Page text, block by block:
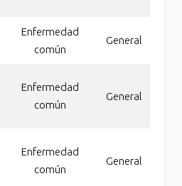
Enfermedad
común
General
Enfermedad
común
General
Enfermedad
común
General